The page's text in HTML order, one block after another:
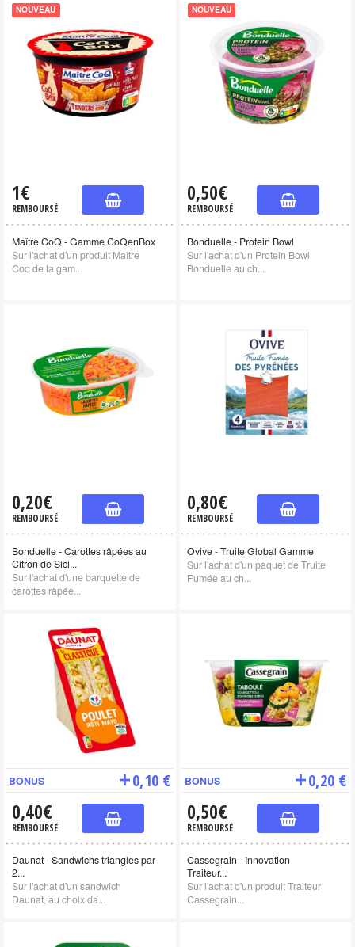
NOUVEAU
1€
REMBOURSÉ
Maître CoQ - Gamme CoQenBox
Sur l'achat d'un produit Maître
Coq de la gam...
NOUVEAU
0,50€
REMBOURSÉ
Bonduelle - Protein Bowl
Sur l'achat d'un Protein Bowl
Bonduelle au ch...
0,20€
REMBOURSÉ
Bonduelle - Carottes râpées au
Citron de Sici...
Sur l'achat d'une barquette de
carottes râpée...
0,80€
REMBOURSÉ
Ovive - Truite Global Gamme
Sur l'achat d'un paquet de Truite
Fumée au ch...
BONUS 0,10 €
0,40€
REMBOURSÉ
Daunat - Sandwichs triangles par
2...
Sur l'achat d'un sandwich
Daunat, au choix da...
BONUS 0,20 €
0,50€
REMBOURSÉ
Cassegrain - Innovation
Traiteur...
Sur l'achat d'un produit Traiteur
Cassegrain...